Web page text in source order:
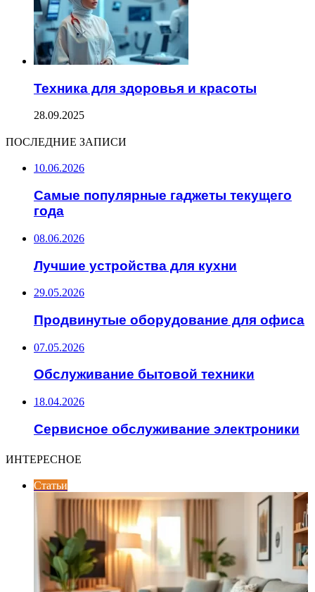
Техника для здоровья и красоты
28.09.2025
ПОСЛЕДНИЕ ЗАПИСИ
10.06.2026
Самые популярные гаджеты текущего
года
08.06.2026
Лучшие устройства для кухни
29.05.2026
Продвинутые оборудование для офиса
07.05.2026
Обслуживание бытовой техники
18.04.2026
Сервисное обслуживание электроники
ИНТЕРЕСНОЕ
Статьи